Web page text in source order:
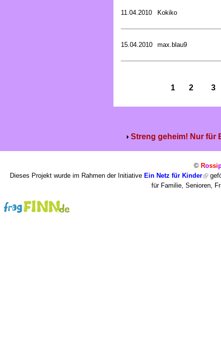
11.04.2010 Kokiko
15.04.2010 max.blau9
1 2 3
Streng geheim! Nur für
© Rossi
Dieses Projekt wurde im Rahmen der Initiative Ein Netz für Kinder
für Familie, Senioren,